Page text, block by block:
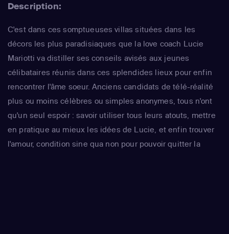
Description:
C'est dans ces somptueuses villas situées dans les
décors les plus paradisiaques que la love coach Lucie
Mariotti va distiller ses conseils avisés aux jeunes
célibataires réunis dans ces splendides lieux pour enfin
rencontrer l'âme soeur. Anciens candidats de télé-réalité
plus ou moins célèbres ou simples anonymes, tous n'ont
qu'un seul espoir : savoir utiliser tous leurs atouts, mettre
en pratique au mieux les idées de Lucie, et enfin trouver
l'amour, condition sine qua non pour pouvoir quitter la